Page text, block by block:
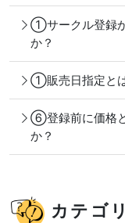
①サークル登録
か？
①販売日指定と
⑥登録前に価格
か？
カテゴ